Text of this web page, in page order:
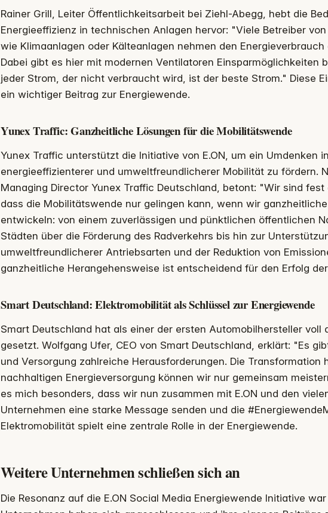
Rainer Grill, Leiter Öffentlichkeitsarbeit bei Ziehl-Abegg, hebt die
Energieeffizienz in technischen Anlagen hervor: "Viele Betreiber
wie Klimaanlagen oder Kälteanlagen nehmen den Energieverbrauch
Dabei gibt es hier mit modernen Ventilatoren Einsparmöglichkeiten
jeder Strom, der nicht verbraucht wird, ist der beste Strom." Diese
ein wichtiger Beitrag zur Energiewende.
Yunex Traffic: Ganzheitliche Lösungen für die Mobilitätswende
Yunex Traffic unterstützt die Initiative von E.ON, um ein Umdenken
energieeffizienterer und umweltfreundlicherer Mobilität zu fördern.
Managing Director Yunex Traffic Deutschland, betont: "Wir sind fest
dass die Mobilitätswende nur gelingen kann, wenn wir
entwickeln: von einem zuverlässigen und pünktlichen öffentlichen
Städten über die Förderung des Radverkehrs bis hin zur
umweltfreundlicherer Antriebsarten und der Reduktion von
ganzheitliche Herangehensweise ist entscheidend für den Erfolg
Smart Deutschland: Elektromobilität als Schlüssel zur Energiewende
Smart Deutschland hat als einer der ersten Automobilhersteller voll
gesetzt. Wolfgang Ufer, CEO von Smart Deutschland, erklärt: "Es
und Versorgung zahlreiche Herausforderungen. Die Transformation
nachhaltigen Energieversorgung können wir nur gemeinsam
es mich besonders, dass wir nun zusammen mit E.ON und den
Unternehmen eine starke Message senden und die
Elektromobilität spielt eine zentrale Rolle in der Energiewende.
Weitere Unternehmen schließen sich an
Die Resonanz auf die E.ON Social Media Energiewende Initiative